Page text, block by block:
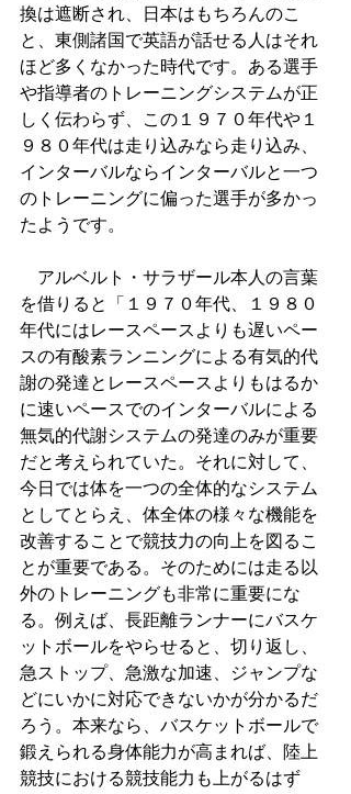
換は遮断され、日本はもちろんのこ
と、東側諸国で英語が話せる人はそれ
ほど多くなかった時代です。ある選手
や指導者のトレーニングシステムが正
しく伝わらず、この１９７０年代や１
９８０年代は走り込みなら走り込み、
インターバルならインターバルと一つ
のトレーニングに偏った選手が多かっ
たようです。
アルベルト・サラザール本人の言葉
を借りると「１９７０年代、１９８０
年代にはレースペースよりも遅いペー
スの有酸素ランニングによる有気的代
謝の発達とレースペースよりもはるか
に速いペースでのインターバルによる
無気的代謝システムの発達のみが重要
だと考えられていた。それに対して、
今日では体を一つの全体的なシステム
としてとらえ、体全体の様々な機能を
改善することで競技力の向上を図るこ
とが重要である。そのためには走る以
外のトレーニングも非常に重要にな
る。例えば、長距離ランナーにバスケ
ットボールをやらせると、切り返し、
急ストップ、急激な加速、ジャンプな
どにいかに対応できないかが分かるだ
ろう。本来なら、バスケットボールで
鍛えられる身体能力が高まれば、陸上
競技における競技能力も上がるはず